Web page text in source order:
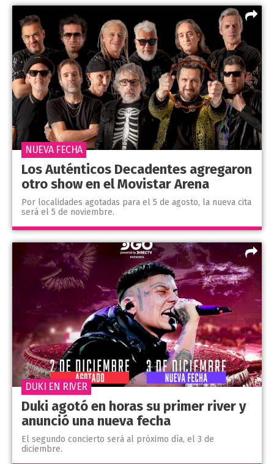
Los Auténticos Decadentes agregaron
otro show en el Movistar Arena
Por localidades agotadas para el 5 de agosto, la nueva cita
será el 5 de noviembre.
NUEVA FECHA
Duki agotó en horas su primer river y
anunció una nueva fecha
El segundo concierto será al próximo día, el 3 de
diciembre.
DUKI EN RIVER